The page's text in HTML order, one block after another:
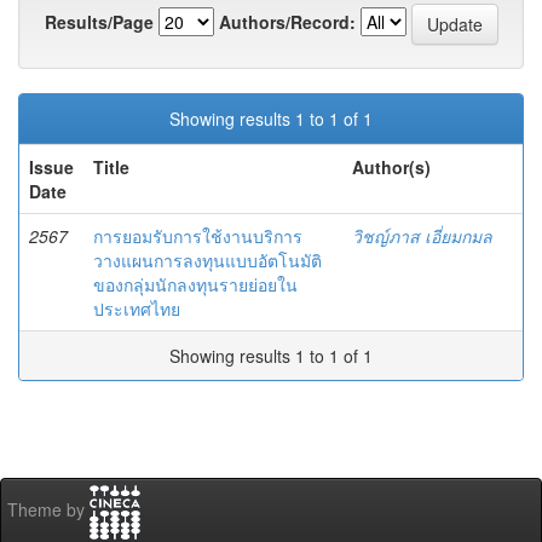
Results/Page
Authors/Record:
Showing results 1 to 1 of 1
Issue
Date
Title Author(s)
2567
การยอมรับการใช้งานบริการ
วางแผนการลงทุนแบบอัตโนมัติ
ของกลุ่มนักลงทุนรายย่อยใน
ประเทศไทย
วิชญ์ภาส เอี่ยมกมล
Showing results 1 to 1 of 1
Theme by